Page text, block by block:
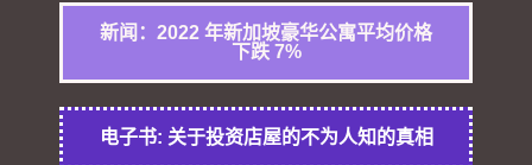
新闻：2022 年新加坡豪华公寓平均价格
下跌 7%
电子书: 关于投资店屋的不为人知的真相